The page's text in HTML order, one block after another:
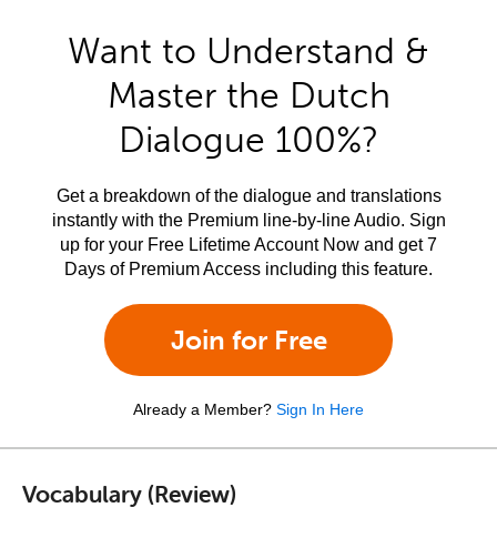
Want to Understand &
Master the Dutch
Dialogue 100%?
Get a breakdown of the dialogue and translations
instantly with the Premium line-by-line Audio. Sign
up for your Free Lifetime Account Now and get 7
Days of Premium Access including this feature.
Join for Free
Already a Member? Sign In Here
Vocabulary (Review)